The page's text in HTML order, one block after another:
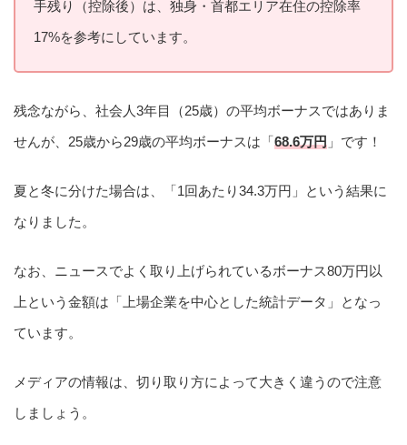
手残り（控除後）は、独身・首都エリア在住の控除率
17%を参考にしています。
残念ながら、社会人3年目（25歳）の平均ボーナスではありま
せんが、25歳から29歳の平均ボーナスは「68.6万円 」です！
夏と冬に分けた場合は、「1回あたり34.3万円」という結果に
なりました。
なお、ニュースでよく取り上げられているボーナス80万円以
上という金額は「上場企業を中心とした統計データ」となっ
ています。
メディアの情報は、切り取り方によって大きく違うので注意
しましょう。